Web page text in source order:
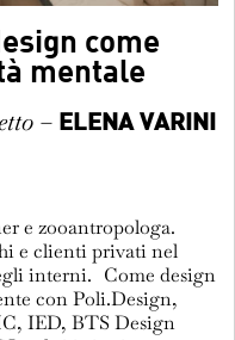
come
mentale
– ELENA VARINI
e zooantropologa.
e clienti privati nel
interni. Come design
con Poli.Design,
IED, BTS Design